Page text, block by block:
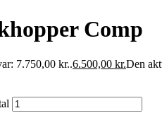
Comp
7.750,00 kr..6.500,00 kr.Den